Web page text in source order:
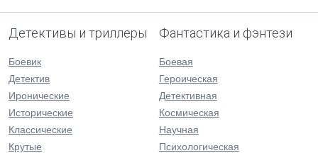
Детективы и триллеры
Боевик
Детектив
Иронические
Исторические
Классические
Крутые
Фантастика и фэнтези
Боевая
Героическая
Детективная
Космическая
Научная
Психологическая